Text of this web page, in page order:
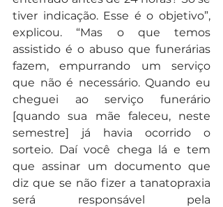
tiver indicação. Esse é o objetivo”,
explicou. “Mas o que temos
assistido é o abuso que funerárias
fazem, empurrando um serviço
que não é necessário. Quando eu
cheguei ao serviço funerário
[quando sua mãe faleceu, neste
semestre] já havia ocorrido o
sorteio. Daí você chega lá e tem
que assinar um documento que
diz que se não fizer a tanatopraxia
será responsável pela